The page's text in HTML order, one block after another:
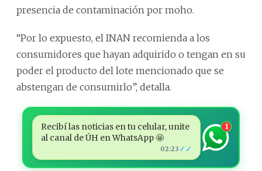
presencia de contaminación por moho.
“Por lo expuesto, el INAN recomienda a los
consumidores que hayan adquirido o tengan en su
poder el producto del lote mencionado que se
abstengan de consumirlo”, detalla.
Recibí las noticias en tu celular, unite
al canal de ÚH en WhatsApp 🤩
02:23 ✓✓
1